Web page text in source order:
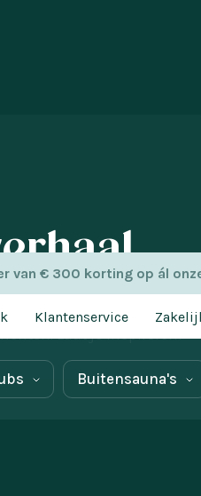
van € 300 korting op ál
Klantenservice
Buitensauna's
keuze voor een hottub
Laat je inspireren!